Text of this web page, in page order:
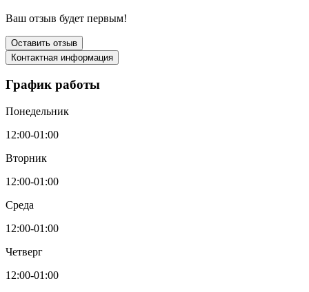
Ваш отзыв будет первым!
Оставить отзыв
Контактная информация
График работы
Понедельник
12:00-01:00
Вторник
12:00-01:00
Среда
12:00-01:00
Четверг
12:00-01:00